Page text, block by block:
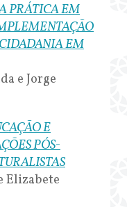
PRÁTICA EM
EM
e Jorge
E
PÓS-
Elizabete